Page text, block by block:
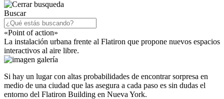
Buscar
«Point of action»
La instalación urbana frente al Flatiron que propone nuevos espacios
interactivos al aire libre.
Si hay un lugar con altas probabilidades de encontrar sorpresa en
medio de una ciudad que las asegura a cada paso es sin dudas el
entorno del Flatiron Building en Nueva York.